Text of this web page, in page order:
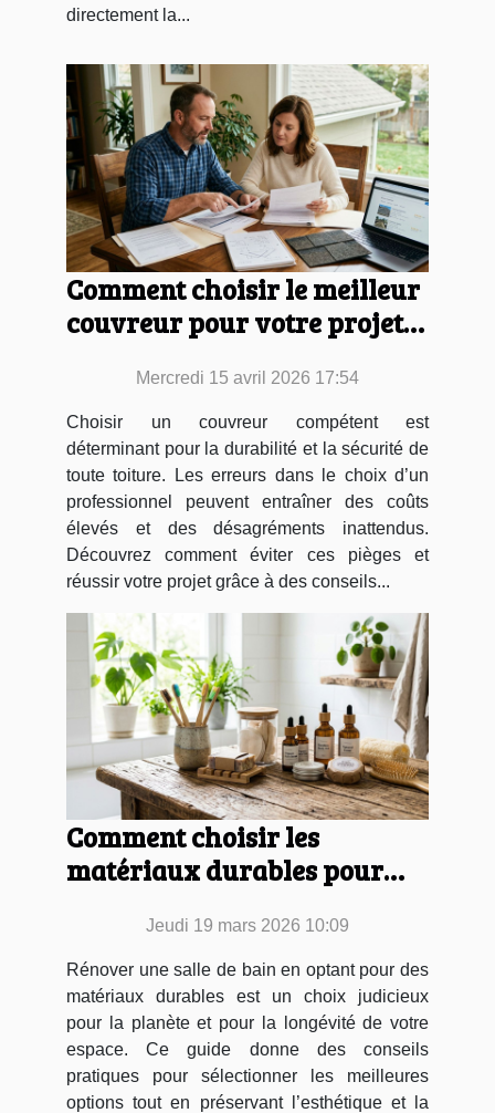
directement la...
Comment choisir le meilleur
couvreur pour votre projet
Mercredi 15 avril 2026 17:54
Choisir un couvreur compétent est
déterminant pour la durabilité et la sécurité de
toute toiture. Les erreurs dans le choix d’un
professionnel peuvent entraîner des coûts
élevés et des désagréments inattendus.
Découvrez comment éviter ces pièges et
réussir votre projet grâce à des conseils...
Comment choisir les
matériaux durables pour
Jeudi 19 mars 2026 10:09
Rénover une salle de bain en optant pour des
matériaux durables est un choix judicieux
pour la planète et pour la longévité de votre
espace. Ce guide donne des conseils
pratiques pour sélectionner les meilleures
options tout en préservant l’esthétique et la